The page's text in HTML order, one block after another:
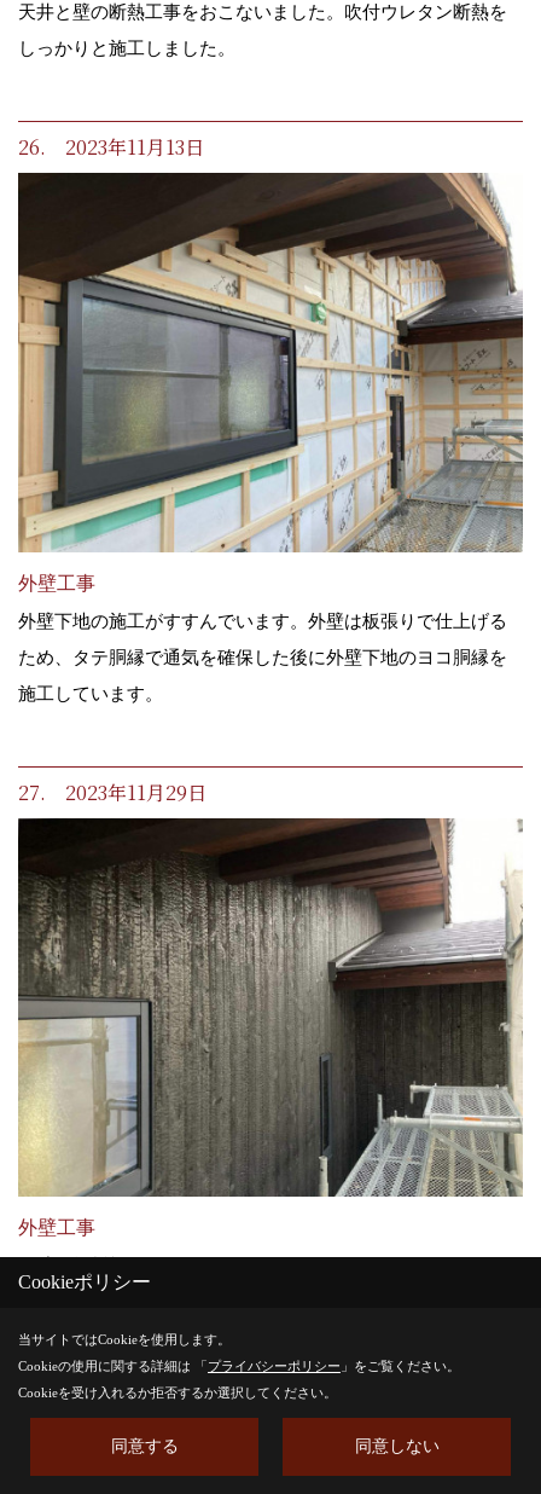
天井と壁の断熱工事をおこないました。吹付ウレタン断熱を
しっかりと施工しました。
26. 2023年11月13日
外壁工事
外壁下地の施工がすすんでいます。外壁は板張りで仕上げる
ため、タテ胴縁で通気を確保した後に外壁下地のヨコ胴縁を
施工しています。
27. 2023年11月29日
外壁工事
28. 2023年11月29日
Cookieポリシー
当サイトではCookieを使用します。
Cookieの使用に関する詳細は 「プライバシーポリシー 」をご覧ください。
Cookieを受け入れるか拒否するか選択してください。
同意する 同意しない